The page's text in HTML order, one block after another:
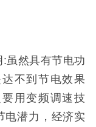
然具有节电功
不到节电效果
用变频调速技
电潜力，经济实